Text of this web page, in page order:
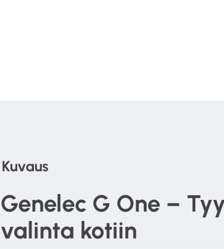
Kuvaus
Genelec G One –
valinta kotiin